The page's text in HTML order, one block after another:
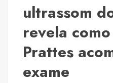
ultrassom
revela
Prattes
exame